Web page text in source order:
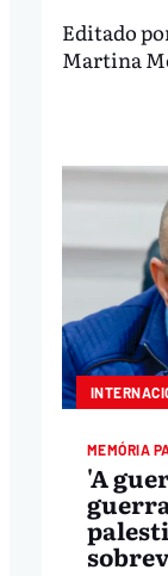
Editado
Martina
MEMÓRIA
'A